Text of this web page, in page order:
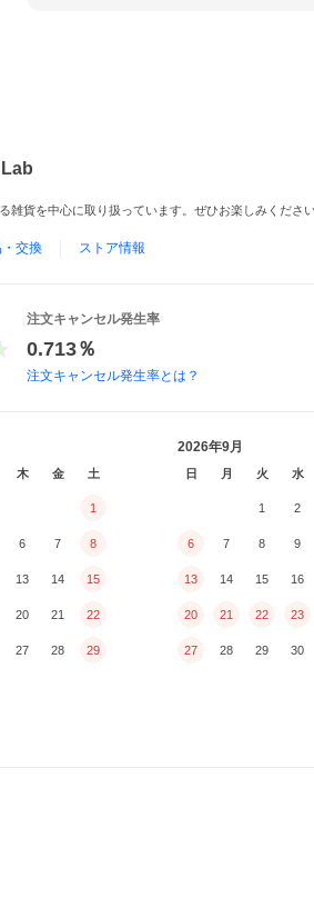
雑貨を中心に取り扱っています。ぜひお楽しみください
交換 ストア情報
注文キャンセル発生率
0.713％
注文キャンセル発生率とは？
木 金 土
1
6 7 8
13 14 15
20 21 22
27 28 29
2026年9月
日 月 火 水
1 2
6 7 8 9
13 14 15 16
20 21 22 23
27 28 29 30